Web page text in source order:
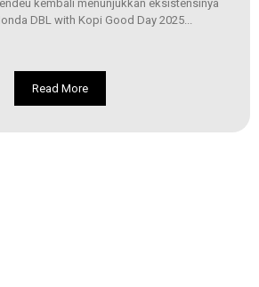
kembali menunjukkan eksistensinya
DBL with Kopi Good Day 2025...
Read More